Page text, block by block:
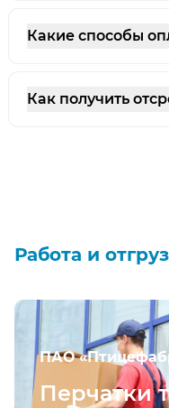
Какие способы
Как получить
Работа и
ПАО
Перчатки